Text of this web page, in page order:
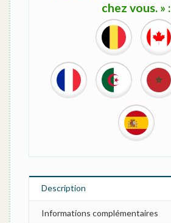
chez vous. » :
Description
Informations complémentaires